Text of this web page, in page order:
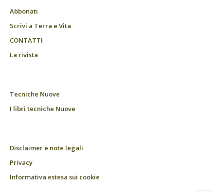
Abbonati
Scrivi a Terra e Vita
CONTATTI
La rivista
Tecniche Nuove
I libri tecniche Nuove
Disclaimer e note legali
Privacy
Informativa estesa sui cookie